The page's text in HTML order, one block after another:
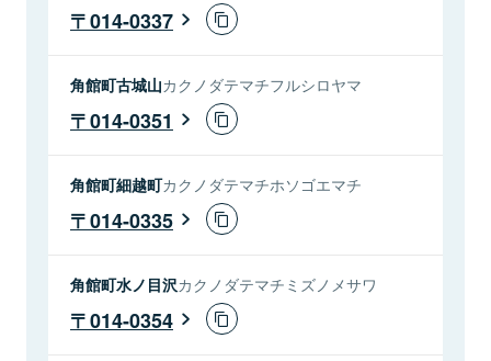
014-0337
角館町古城山カクノダテマチフルシロヤマ
014-0351
角館町細越町カクノダテマチホソゴエマチ
014-0335
角館町水ノ目沢カクノダテマチミズノメサワ
014-0354